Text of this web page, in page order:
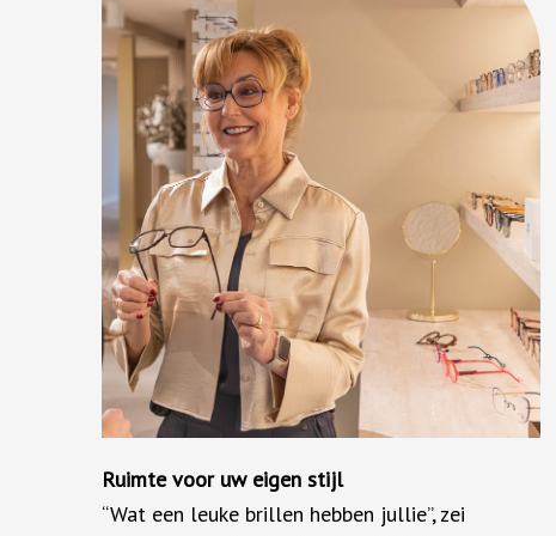
Ruimte voor uw eigen stijl
“Wat een leuke brillen hebben jullie”, zei